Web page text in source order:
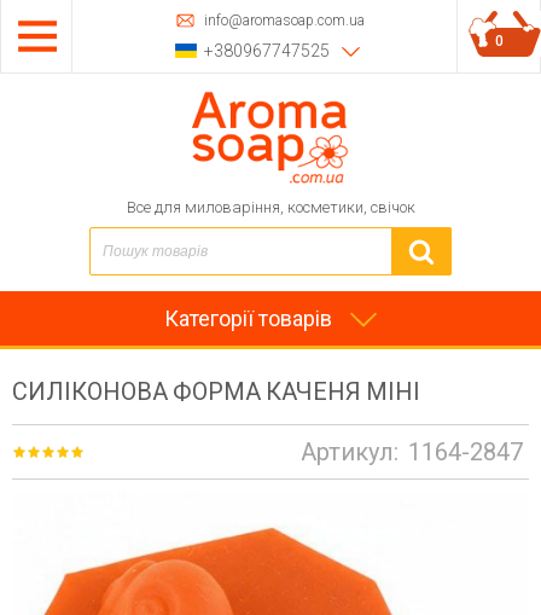
info@aromasoap.com.ua
+380967747525
Все для миловаріння, косметики, свічок
0
Категорії товарів
СИЛІКОНОВА ФОРМА КАЧЕНЯ МІНІ
Артикул: 1164-2847